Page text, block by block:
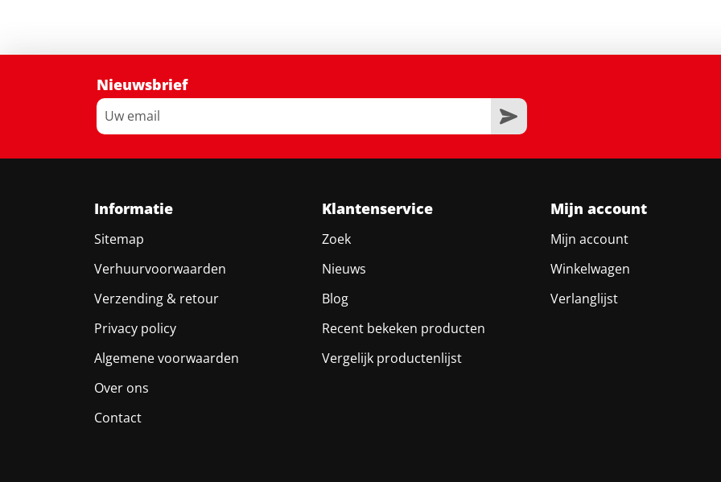
Nieuwsbrief
Informatie
Sitemap
Verhuurvoorwaarden
Verzending & retour
Privacy policy
Algemene voorwaarden
Over ons
Contact
Klantenservice
Zoek
Nieuws
Blog
Recent bekeken producten
Vergelijk productenlijst
Mijn account
Mijn account
Winkelwagen
Verlanglijst